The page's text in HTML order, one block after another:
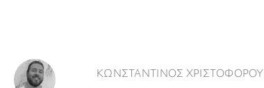
ΚΩΝΣΤΑΝΤΙΝΟΣ ΧΡΙΣΤΟΦΟΡΟΥ